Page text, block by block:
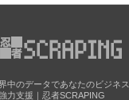
中のデータであなたのビジネス
力支援｜忍者SCRAPING